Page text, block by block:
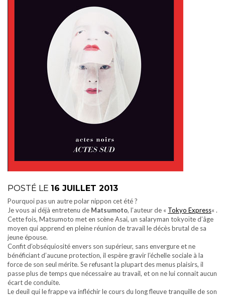
POSTÉ LE 16 JUILLET 2013
Pourquoi pas un autre polar nippon cet été ?
Je vous ai déjà entretenu de Matsumoto, l’auteur de « Tokyo Express« .
Cette fois, Matsumoto met en scène Asai, un salaryman tokyoïte d’âge
moyen qui apprend en pleine réunion de travail le décès brutal de sa
jeune épouse.
Confit d’obséquiosité envers son supérieur, sans envergure et ne
bénéficiant d’aucune protection, il espère gravir l’échelle sociale à la
force de son seul mérite. Se refusant la plupart des menus plaisirs, il
passe plus de temps que nécessaire au travail, et on ne lui connait aucun
écart de conduite.
Le deuil qui le frappe va infléchir le cours du long fleuve tranquille de son